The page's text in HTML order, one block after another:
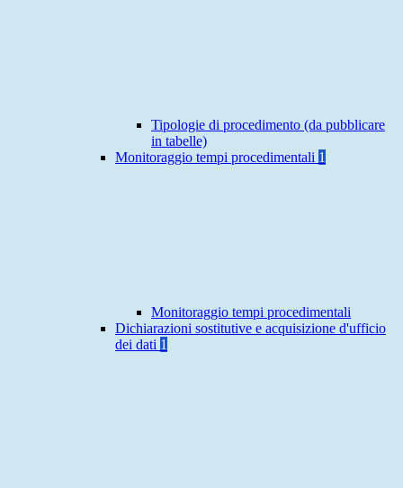
Tipologie di procedimento (da pubblicare
in tabelle)
Monitoraggio tempi procedimentali 1
Monitoraggio tempi procedimentali
Dichiarazioni sostitutive e acquisizione d'ufficio
dei dati 1